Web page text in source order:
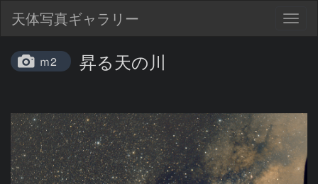
天体写真ギャラリー
ｍ2 昇る天の川